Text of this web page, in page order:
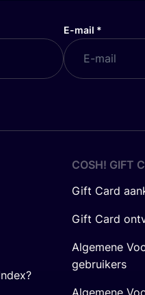
E-mail *
COSH! GIFT
Gift Card
Gift Card
Algemene
gebruikers
Algemene